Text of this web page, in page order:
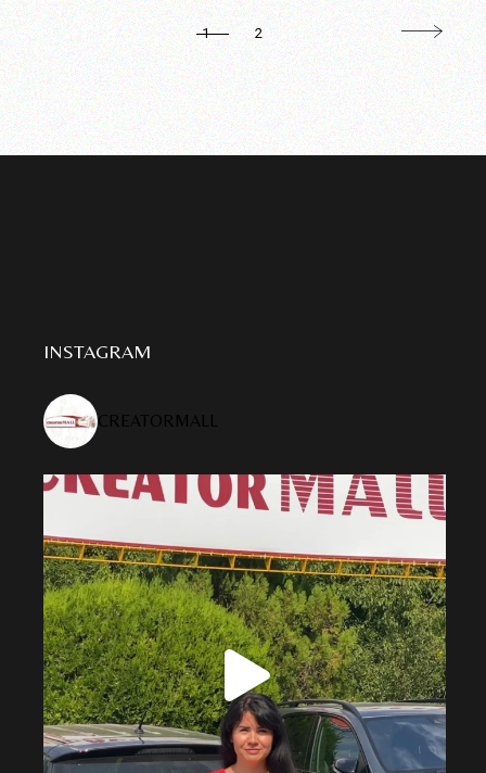
PAGINAȚIE
ARTICOLE
1 2
INSTAGRAM
CREATORMALL